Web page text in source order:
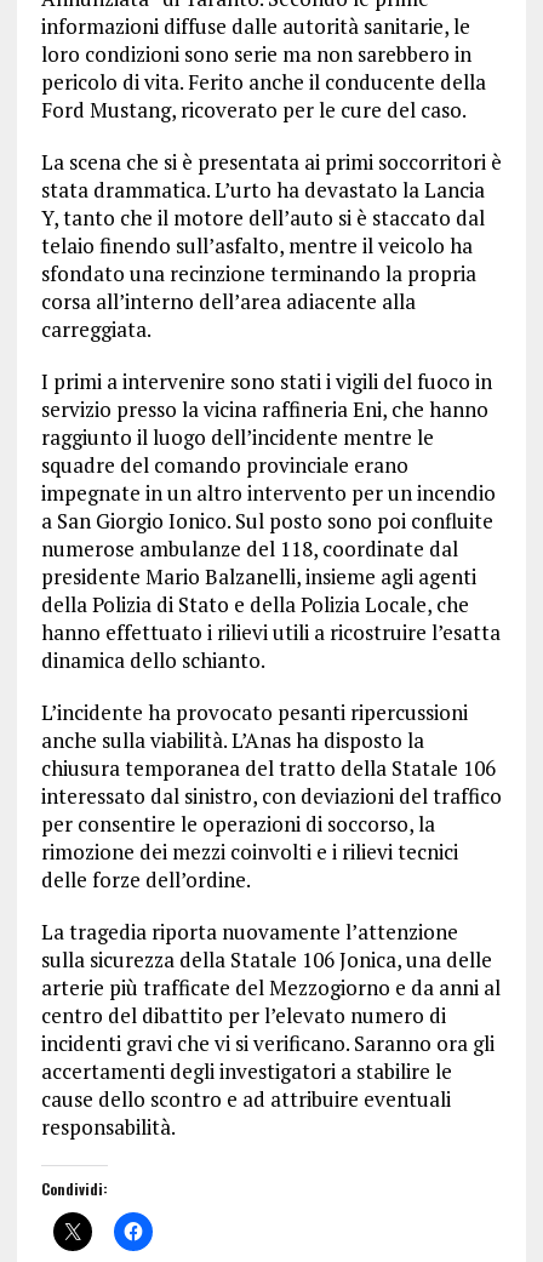
informazioni diffuse dalle autorità sanitarie, le
loro condizioni sono serie ma non sarebbero in
pericolo di vita. Ferito anche il conducente della
Ford Mustang, ricoverato per le cure del caso.
La scena che si è presentata ai primi soccorritori è
stata drammatica. L’urto ha devastato la Lancia
Y, tanto che il motore dell’auto si è staccato dal
telaio finendo sull’asfalto, mentre il veicolo ha
sfondato una recinzione terminando la propria
corsa all’interno dell’area adiacente alla
carreggiata.
I primi a intervenire sono stati i vigili del fuoco in
servizio presso la vicina raffineria Eni, che hanno
raggiunto il luogo dell’incidente mentre le
squadre del comando provinciale erano
impegnate in un altro intervento per un incendio
a San Giorgio Ionico. Sul posto sono poi confluite
numerose ambulanze del 118, coordinate dal
presidente Mario Balzanelli, insieme agli agenti
della Polizia di Stato e della Polizia Locale, che
hanno effettuato i rilievi utili a ricostruire l’esatta
dinamica dello schianto.
L’incidente ha provocato pesanti ripercussioni
anche sulla viabilità. L’Anas ha disposto la
chiusura temporanea del tratto della Statale 106
interessato dal sinistro, con deviazioni del traffico
per consentire le operazioni di soccorso, la
rimozione dei mezzi coinvolti e i rilievi tecnici
delle forze dell’ordine.
La tragedia riporta nuovamente l’attenzione
sulla sicurezza della Statale 106 Jonica, una delle
arterie più trafficate del Mezzogiorno e da anni al
centro del dibattito per l’elevato numero di
incidenti gravi che vi si verificano. Saranno ora gli
accertamenti degli investigatori a stabilire le
cause dello scontro e ad attribuire eventuali
responsabilità.
Condividi: